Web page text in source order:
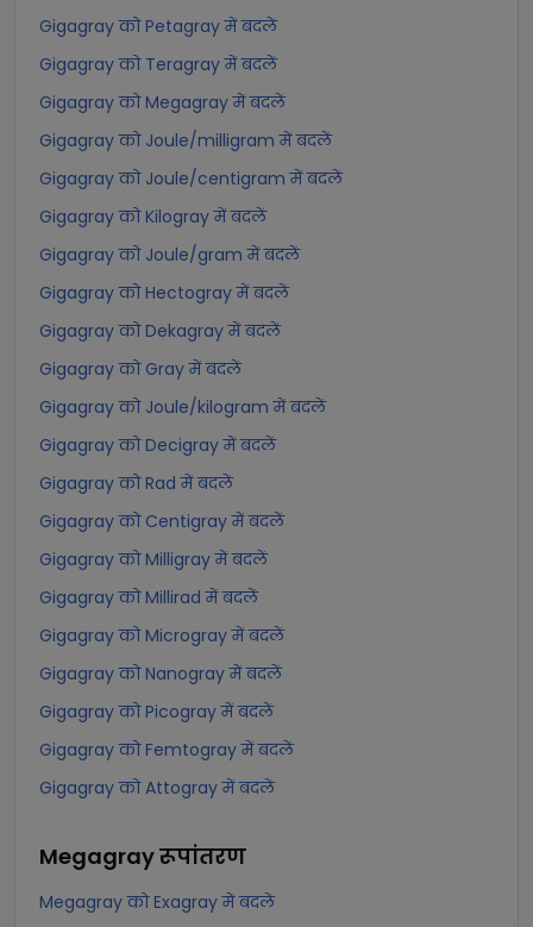
Gigagray को Petagray में बदलें
Gigagray को Teragray में बदलें
Gigagray को Megagray में बदलें
Gigagray को Joule/milligram में बदलें
Gigagray को Joule/centigram में बदलें
Gigagray को Kilogray में बदलें
Gigagray को Joule/gram में बदलें
Gigagray को Hectogray में बदलें
Gigagray को Dekagray में बदलें
Gigagray को Gray में बदलें
Gigagray को Joule/kilogram में बदलें
Gigagray को Decigray में बदलें
Gigagray को Rad में बदलें
Gigagray को Centigray में बदलें
Gigagray को Milligray में बदलें
Gigagray को Millirad में बदलें
Gigagray को Microgray में बदलें
Gigagray को Nanogray में बदलें
Gigagray को Picogray में बदलें
Gigagray को Femtogray में बदलें
Gigagray को Attogray में बदलें
Megagrayरूपांतरण
Megagray को Exagray में बदलें